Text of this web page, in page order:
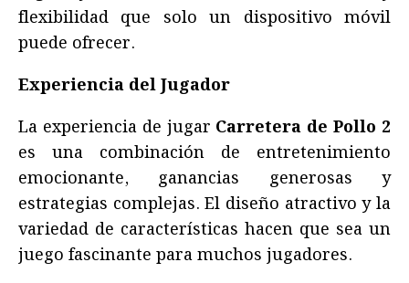
flexibilidad que solo un dispositivo móvil
puede ofrecer.
Experiencia del Jugador
La experiencia de jugar Carretera de Pollo 2
es una combinación de entretenimiento
emocionante, ganancias generosas y
estrategias complejas. El diseño atractivo y la
variedad de características hacen que sea un
juego fascinante para muchos jugadores.